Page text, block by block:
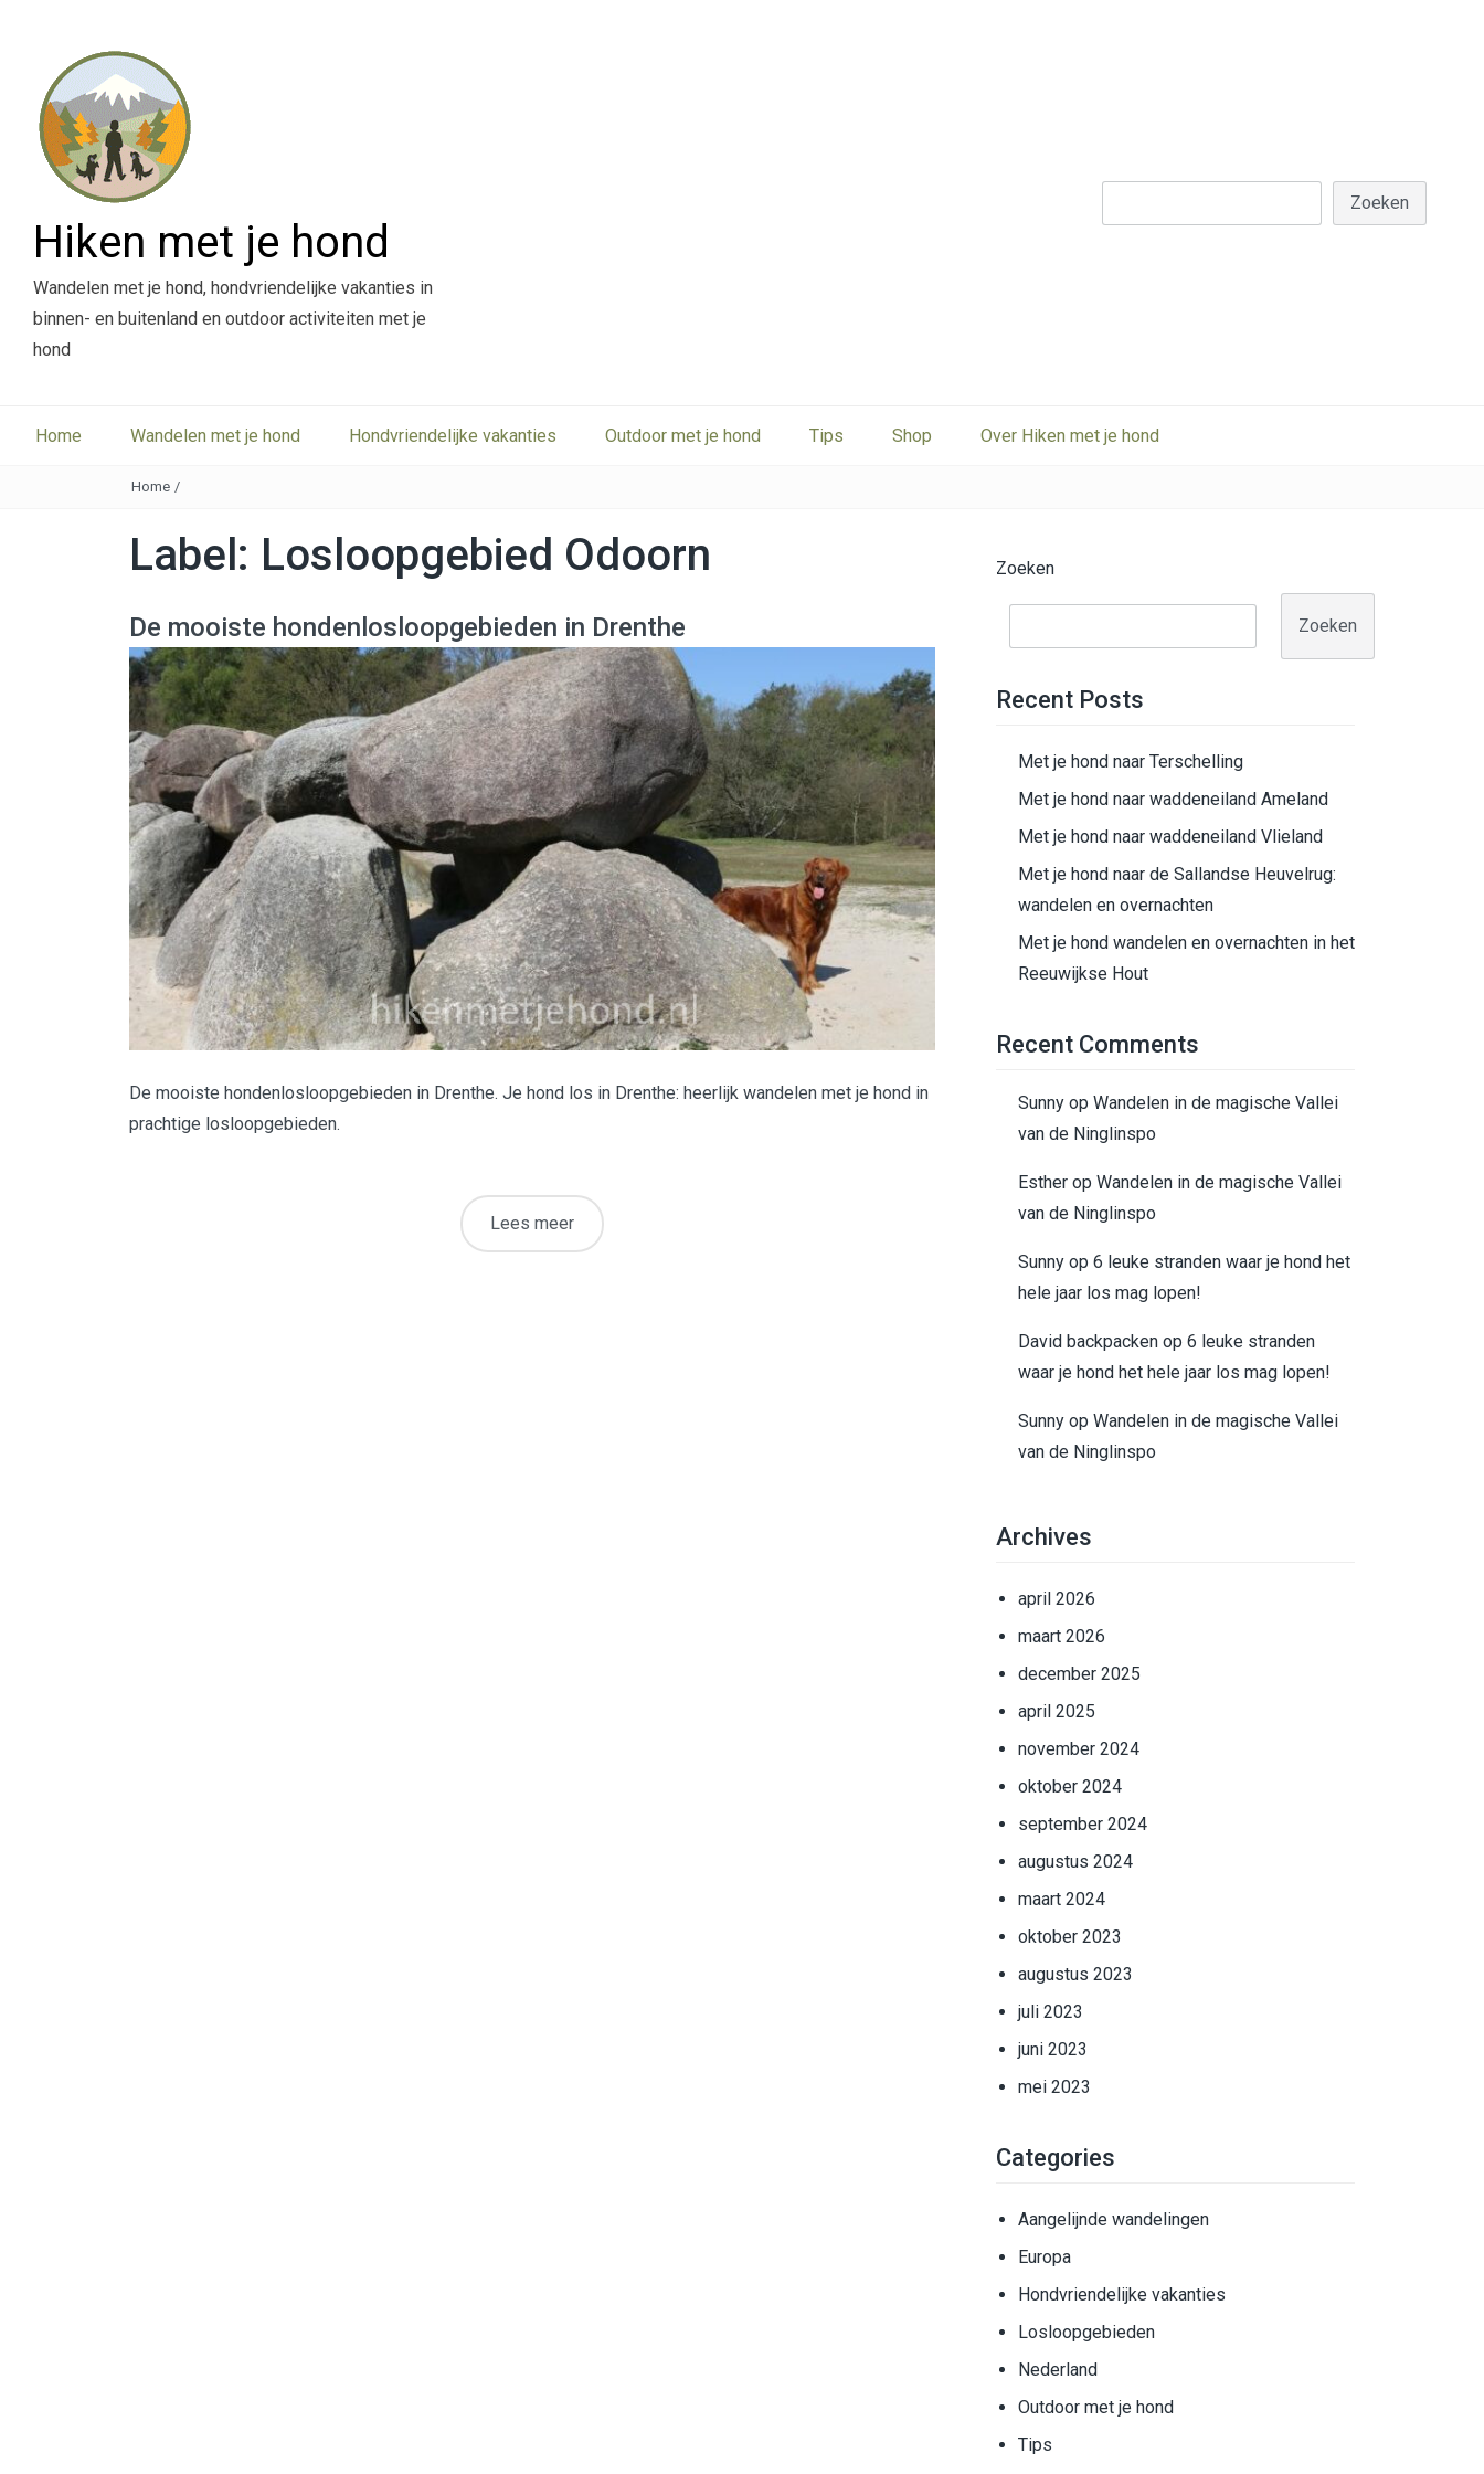
Hiken met je hond
Wandelen met je hond, hondvriendelijke vakanties in
binnen- en buitenland en outdoor activiteiten met je
hond
Zoeken
Home Wandelen met je hond Hondvriendelijke vakanties Outdoor met je hond Tips Shop Over Hiken met je hond
Home /
Label: Losloopgebied Odoorn
De mooiste hondenlosloopgebieden in Drenthe
De mooiste hondenlosloopgebieden in Drenthe. Je hond los in Drenthe: heerlijk wandelen met je hond in
prachtige losloopgebieden.
Lees meer
Zoeken
Zoeken
Recent Posts
Met je hond naar Terschelling
Met je hond naar waddeneiland Ameland
Met je hond naar waddeneiland Vlieland
Met je hond naar de Sallandse Heuvelrug:
wandelen en overnachten
Met je hond wandelen en overnachten in het
Reeuwijkse Hout
Recent Comments
Sunny op Wandelen in de magische Vallei
van de Ninglinspo
Esther op Wandelen in de magische Vallei
van de Ninglinspo
Sunny op 6 leuke stranden waar je hond het
hele jaar los mag lopen!
David backpacken op 6 leuke stranden
waar je hond het hele jaar los mag lopen!
Sunny op Wandelen in de magische Vallei
van de Ninglinspo
Archives
april 2026
maart 2026
december 2025
april 2025
november 2024
oktober 2024
september 2024
augustus 2024
maart 2024
oktober 2023
augustus 2023
juli 2023
juni 2023
mei 2023
Categories
Aangelijnde wandelingen
Europa
Hondvriendelijke vakanties
Losloopgebieden
Nederland
Outdoor met je hond
Tips